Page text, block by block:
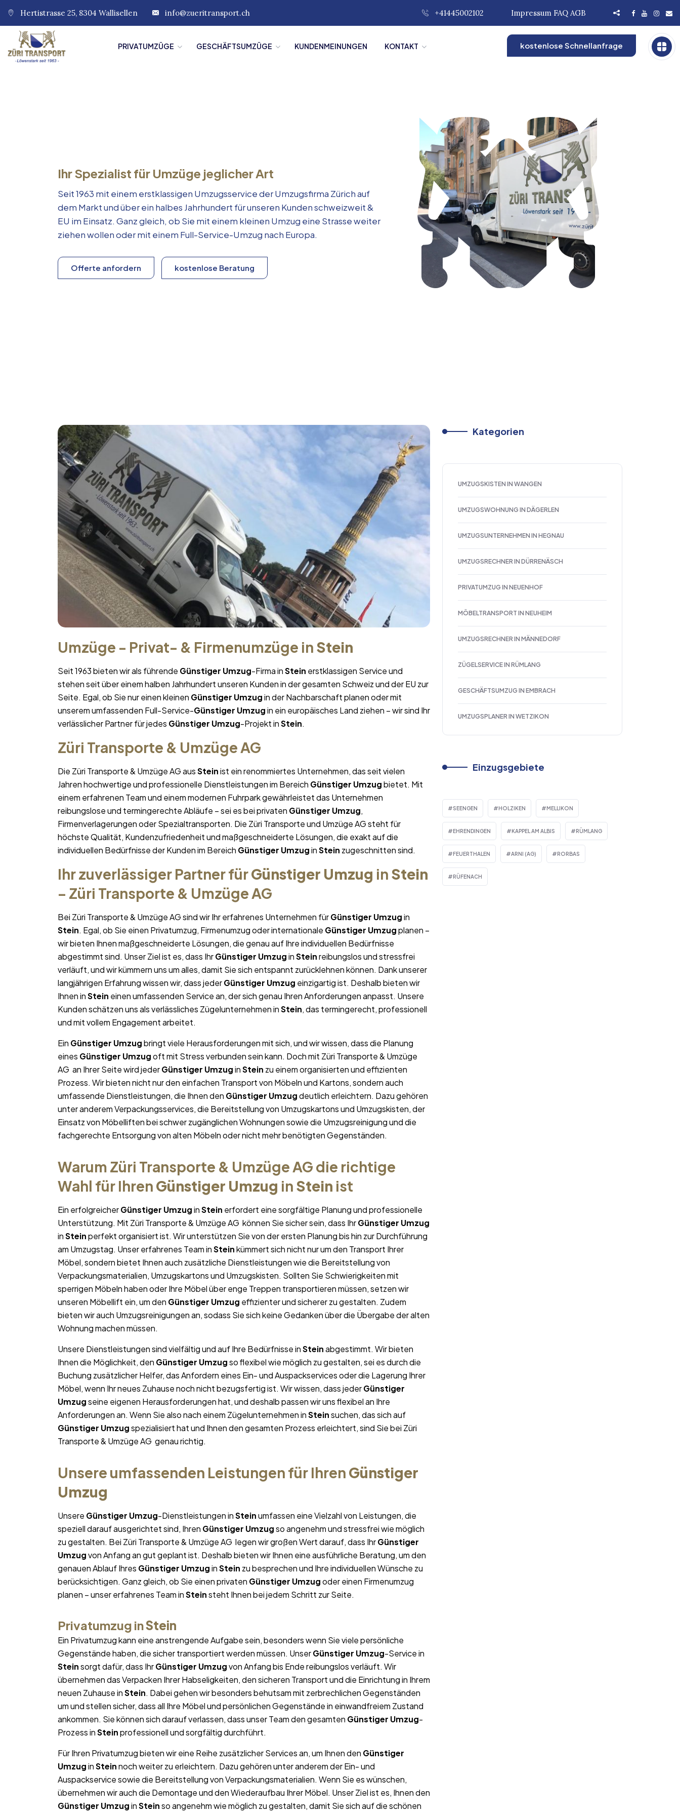
Hertistrasse 25, 8304 Wallisellen info@zueritransport.ch +41445002102 Impressum FAQ AGB
PRIVATUMZÜGE GESCHÄFTSUMZÜGE KUNDENMEINUNGEN KONTAKT kostenlose Schnellanfrage
Ihr Spezialist für Umzüge jeglicher Art
Seit 1963 mit einem erstklassigen Umzugsservice der Umzugsfirma Zürich auf
dem Markt und über ein halbes Jahrhundert für unseren Kunden schweizweit &
EU im Einsatz. Ganz gleich, ob Sie mit einem kleinen Umzug eine Strasse weiter
ziehen wollen oder mit einem Full-Service-Umzug nach Europa.
Offerte anfordern kostenlose Beratung
Umzüge - Privat- & Firmenumzüge in Stein
Seit 1963 bieten wir als führende Günstiger Umzug-Firma inStein erstklassigen Service und
stehen seit über einem halben Jahrhundert unseren Kunden in der gesamten Schweiz und der EU zur
Seite. Egal, ob Sie nur einen kleinen Günstiger Umzugin der Nachbarschaft planen oder mit
unserem umfassenden Full-Service-Günstiger Umzugin ein europäisches Land ziehen – wir sind Ihr
verlässlicher Partner für jedes Günstiger Umzug-Projekt inStein.
Züri Transporte & Umzüge AG
Die Züri Transporte & Umzüge AG ausSteinist ein renommiertes Unternehmen, das seit vielen
Jahren hochwertige und professionelle Dienstleistungen im Bereich Günstiger Umzugbietet. Mit
einem erfahrenen Team und einem modernen Fuhrpark gewährleistet das Unternehmen
reibungslose und termingerechte Abläufe – sei es bei privaten Günstiger Umzug,
Firmenverlagerungen oder Spezialtransporten. Die Züri Transporte und Umzüge AG steht für
höchste Qualität, Kundenzufriedenheit und maßgeschneiderte Lösungen, die exakt auf die
individuellen Bedürfnisse der Kunden im Bereich Günstiger UmzuginStein zugeschnitten sind.
Ihr zuverlässiger Partner fürGünstiger Umzug in Stein
– Züri Transporte & Umzüge AG
Bei Züri Transporte & Umzüge AG sind wir Ihr erfahrenes Unternehmen fürGünstiger Umzugin
Stein. Egal, ob Sie einen Privatumzug, Firmenumzug oder internationale Günstiger Umzugplanen –
wir bieten Ihnen maßgeschneiderte Lösungen, die genau auf Ihre individuellen Bedürfnisse
abgestimmt sind. Unser Ziel ist es, dass IhrGünstiger UmzuginSteinreibungslos und stressfrei
verläuft, und wir kümmern uns um alles, damit Sie sich entspannt zurücklehnen können. Dank unserer
langjährigen Erfahrung wissen wir, dass jederGünstiger Umzug einzigartig ist. Deshalb bieten wir
Ihnen inStein einen umfassenden Service an, der sich genau Ihren Anforderungen anpasst. Unsere
Kunden schätzen uns als verlässliches Zügelunternehmen inStein, das termingerecht, professionell
und mit vollem Engagement arbeitet.
Ein Günstiger Umzugbringt viele Herausforderungen mit sich, und wir wissen, dass die Planung
eines Günstiger Umzugoft mit Stress verbunden sein kann. Doch mit Züri Transporte & Umzüge
AG an Ihrer Seite wird jederGünstiger UmzuginStein zu einem organisierten und effizienten
Prozess. Wir bieten nicht nur den einfachen Transport von Möbeln und Kartons, sondern auch
umfassende Dienstleistungen, die Ihnen den Günstiger Umzugdeutlich erleichtern. Dazu gehören
unter anderem Verpackungsservices, die Bereitstellung von Umzugskartons und Umzugskisten, der
Einsatz von Möbelliften bei schwer zugänglichen Wohnungen sowie die Umzugsreinigung und die
fachgerechte Entsorgung von alten Möbeln oder nicht mehr benötigten Gegenständen.
Warum Züri Transporte & Umzüge AG die richtige
Wahl für Ihren Günstiger Umzug in Stein ist
Ein erfolgreicherGünstiger UmzuginStein erfordert eine sorgfältige Planung und professionelle
Unterstützung. Mit Züri Transporte & Umzüge AG können Sie sicher sein, dass IhrGünstiger Umzug
inSteinperfekt organisiert ist. Wir unterstützen Sie von der ersten Planung bis hin zur Durchführung
am Umzugstag. Unser erfahrenes Team inSteinkümmert sich nicht nur um den Transport Ihrer
Möbel, sondern bietet Ihnen auch zusätzliche Dienstleistungen wie die Bereitstellung von
Verpackungsmaterialien, Umzugskartons und Umzugskisten. Sollten Sie Schwierigkeiten mit
sperrigen Möbeln haben oder Ihre Möbel über enge Treppen transportieren müssen, setzen wir
unseren Möbellift ein, um den Günstiger Umzug effizienter und sicherer zu gestalten. Zudem
bieten wir auch Umzugsreinigungen an, sodass Sie sich keine Gedanken über die Übergabe der alten
Wohnung machen müssen.
Unsere Dienstleistungen sind vielfältig und auf Ihre Bedürfnisse inSteinabgestimmt. Wir bieten
Ihnen die Möglichkeit, den Günstiger Umzugso flexibel wie möglich zu gestalten, sei es durch die
Buchung zusätzlicher Helfer, das Anfordern eines Ein- und Auspackservices oder die Lagerung Ihrer
Möbel, wenn Ihr neues Zuhause noch nicht bezugsfertig ist. Wir wissen, dass jederGünstiger
Umzugseine eigenen Herausforderungen hat, und deshalb passen wir uns flexibel an Ihre
Anforderungen an. Wenn Sie also nach einem Zügelunternehmen inSteinsuchen, das sich auf
Günstiger Umzugspezialisiert hat und Ihnen den gesamten Prozess erleichtert, sind Sie bei Züri
Transporte & Umzüge AG genau richtig.
Unsere umfassenden Leistungen für Ihren Günstiger
Umzug
Unsere Günstiger Umzug-Dienstleistungen inSteinumfassen eine Vielzahl von Leistungen, die
speziell darauf ausgerichtet sind, Ihren Günstiger Umzugso angenehm und stressfrei wie möglich
zu gestalten. Bei Züri Transporte & Umzüge AG legen wir großen Wert darauf, dass IhrGünstiger
Umzugvon Anfang an gut geplant ist. Deshalb bieten wir Ihnen eine ausführliche Beratung, um den
genauen Ablauf Ihres Günstiger UmzuginStein zu besprechen und Ihre individuellen Wünsche zu
berücksichtigen. Ganz gleich, ob Sie einen privaten Günstiger Umzugoder einen Firmenumzug
planen – unser erfahrenes Team inSteinsteht Ihnen bei jedem Schritt zur Seite.
Privatumzug inStein
Ein Privatumzug kann eine anstrengende Aufgabe sein, besonders wenn Sie viele persönliche
Gegenstände haben, die sicher transportiert werden müssen. UnserGünstiger Umzug-Service in
Steinsorgt dafür, dass IhrGünstiger Umzugvon Anfang bis Ende reibungslos verläuft. Wir
übernehmen das Verpacken Ihrer Habseligkeiten, den sicheren Transport und die Einrichtung in Ihrem
neuen Zuhause inStein. Dabei gehen wir besonders behutsam mit zerbrechlichen Gegenständen
um und stellen sicher, dass all Ihre Möbel und persönlichen Gegenstände in einwandfreiem Zustand
ankommen. Sie können sich darauf verlassen, dass unser Team den gesamten Günstiger Umzug-
Prozess inSteinprofessionell und sorgfältig durchführt.
Für Ihren Privatumzug bieten wir eine Reihe zusätzlicher Services an, um Ihnen den Günstiger
UmzuginSteinnoch weiter zu erleichtern. Dazu gehören unter anderem der Ein- und
Auspackservice sowie die Bereitstellung von Verpackungsmaterialien. Wenn Sie es wünschen,
übernehmen wir auch die Demontage und den Wiederaufbau Ihrer Möbel. Unser Ziel ist es, Ihnen den
Günstiger UmzuginSteinso angenehm wie möglich zu gestalten, damit Sie sich auf die schönen
Kategorien
UMZUGSKISTEN IN WANGEN
UMZUGSWOHNUNG IN DÄGERLEN
UMZUGSUNTERNEHMEN IN HEGNAU
UMZUGSRECHNER IN DÜRRENÄSCH
PRIVATUMZUG IN NEUENHOF
MÖBELTRANSPORT IN NEUHEIM
UMZUGSRECHNER IN MÄNNEDORF
ZÜGELSERVICE IN RÜMLANG
GESCHÄFTSUMZUG IN EMBRACH
UMZUGSPLANER IN WETZIKON
Einzugsgebiete
SEENGEN HOLZIKEN MELLIKON
EHRENDINGEN KAPPEL AM ALBIS RÜMLANG
FEUERTHALEN ARNI (AG) RORBAS
RÜFENACH